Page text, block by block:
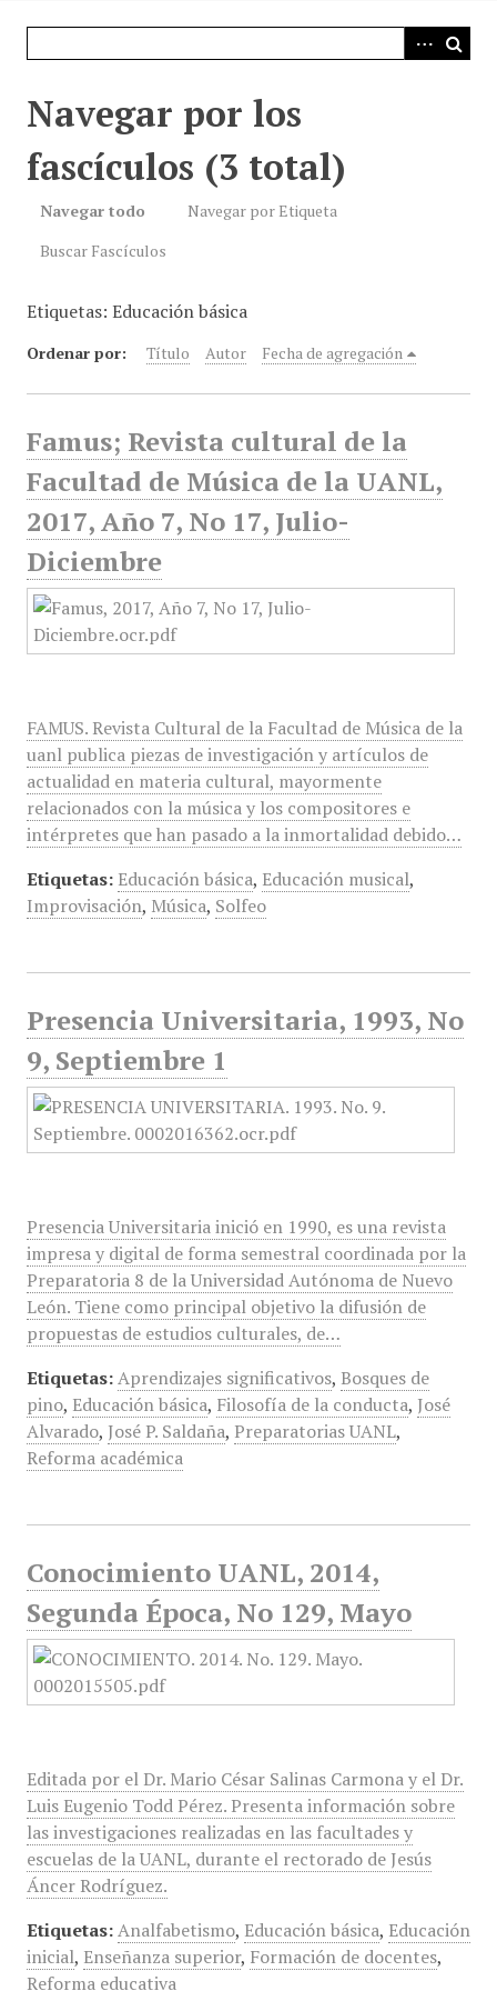
Navegar por los
fascículos (3 total)
Navegar todo
Navegar por Etiqueta
Buscar Fascículos
Etiquetas: Educación básica
Ordenar por: Título Autor Fecha de agregación
Famus; Revista cultural de la
Facultad de Música de la UANL,
2017, Año 7, No 17, Julio-
Diciembre
FAMUS. Revista Cultural de la Facultad de Música de la
uanl publica piezas de investigación y artículos de
actualidad en materia cultural, mayormente
relacionados con la música y los compositores e
intérpretes que han pasado a la inmortalidad debido…
Etiquetas: Educación básica, Educación musical,
Improvisación, Música, Solfeo
Presencia Universitaria, 1993, No
9, Septiembre 1
Presencia Universitaria inició en 1990, es una revista
impresa y digital de forma semestral coordinada por la
Preparatoria 8 de la Universidad Autónoma de Nuevo
León. Tiene como principal objetivo la difusión de
propuestas de estudios culturales, de…
Etiquetas: Aprendizajes significativos, Bosques de
pino, Educación básica, Filosofía de la conducta, José
Alvarado, José P. Saldaña, Preparatorias UANL,
Reforma académica
Conocimiento UANL, 2014,
Segunda Época, No 129, Mayo
Editada por el Dr. Mario César Salinas Carmona y el Dr.
Luis Eugenio Todd Pérez. Presenta información sobre
las investigaciones realizadas en las facultades y
escuelas de la UANL, durante el rectorado de Jesús
Áncer Rodríguez.
Etiquetas: Analfabetismo, Educación básica, Educación
inicial, Enseñanza superior, Formación de docentes,
Reforma educativa